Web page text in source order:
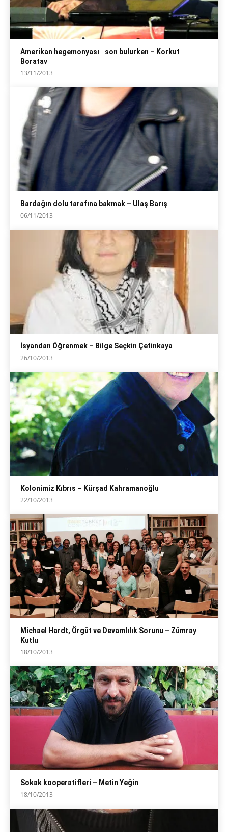
Amerikan hegemonyası son bulurken – Korkut
Boratav
13/11/2013
Bardağın dolu tarafına bakmak – Ulaş Barış
06/11/2013
İsyandan Öğrenmek – Bilge Seçkin Çetinkaya
26/10/2013
Kolonimiz Kıbrıs – Kürşad Kahramanoğlu
22/10/2013
Michael Hardt, Örgüt ve Devamlılık Sorunu – Zümray
Kutlu
18/10/2013
Sokak kooperatifleri – Metin Yeğin
18/10/2013